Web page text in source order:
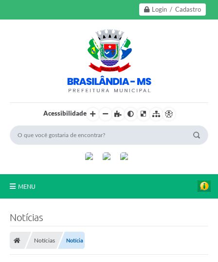
Login / Cadastro
Acessibilidade
MENU
Notícias
Notícias Notícia